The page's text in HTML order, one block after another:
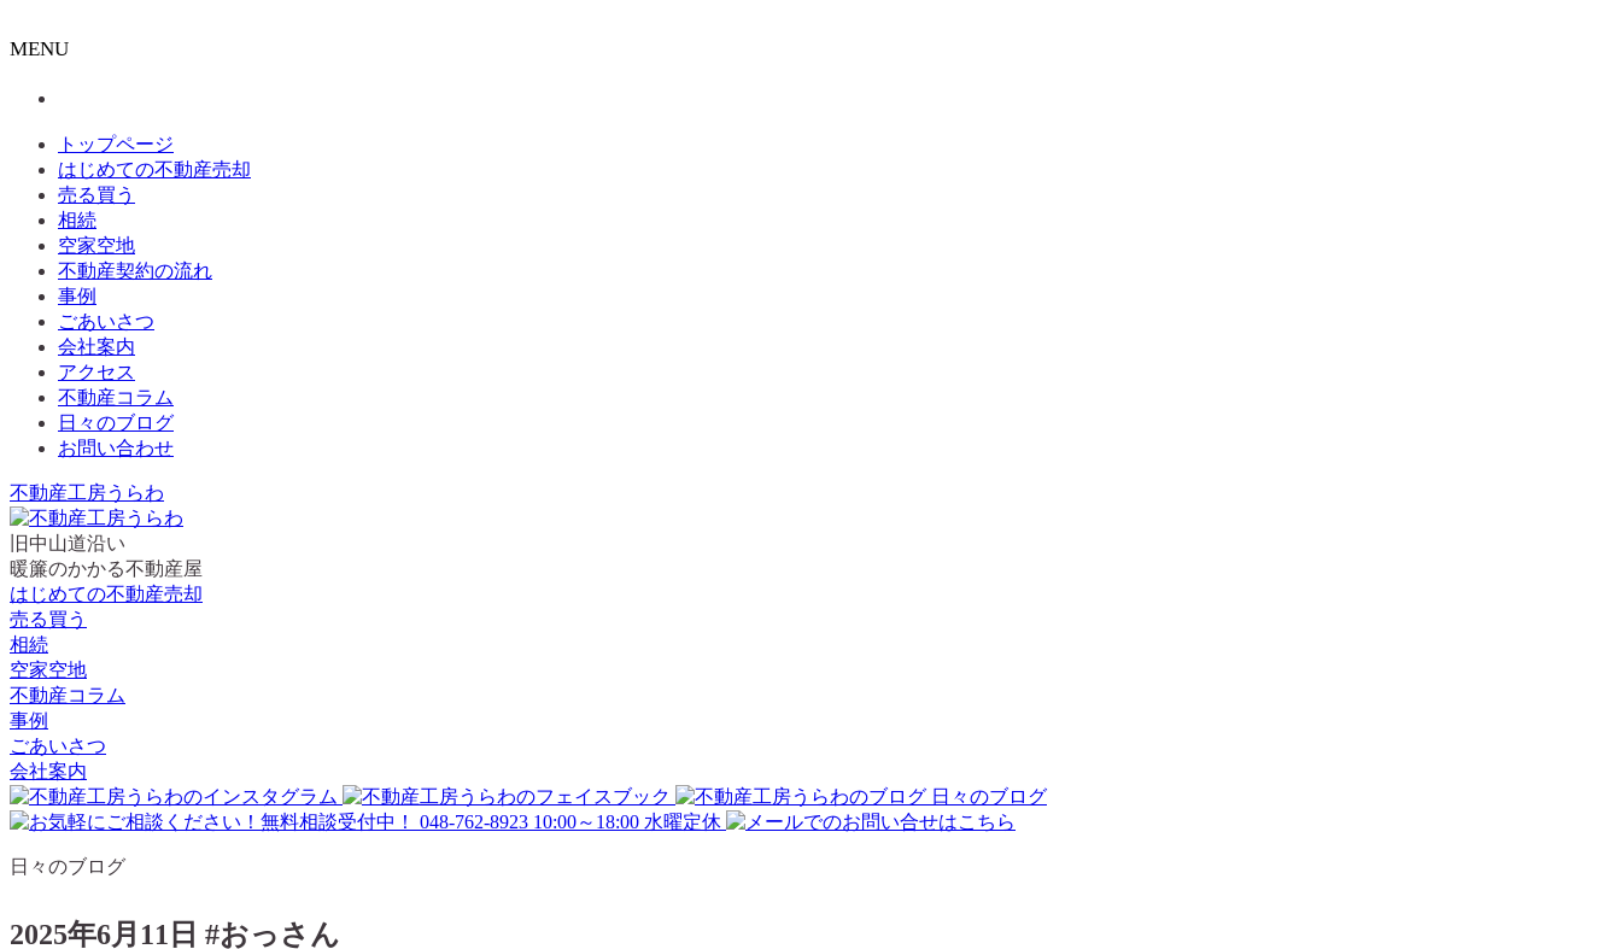
MENU
トップページ
はじめての不動産売却
売る買う
相続
空家空地
不動産契約の流れ
事例
ごあいさつ
会社案内
アクセス
不動産コラム
日々のブログ
お問い合わせ
不動産工房うらわ
旧中山道沿い
暖簾のかかる不動産屋
はじめての不動産売却
売る買う
相続
空家空地
不動産コラム
事例
ごあいさつ
会社案内
日々のブログ
2025年6月11日 #おっさん